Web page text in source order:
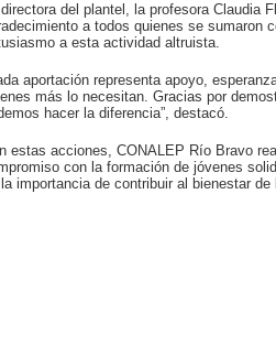
directora del plantel, la profesora Claudia
a todos quienes se sumaron
a esta actividad altruista.
aportación representa apoyo,
más lo necesitan. Gracias por
hacer la diferencia”, destacó.
estas acciones, CONALEP Río Bravo
con la formación de jóvenes
importancia de contribuir al bienestar de